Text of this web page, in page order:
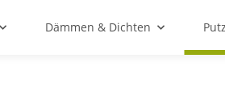
Dämmen & Dichten